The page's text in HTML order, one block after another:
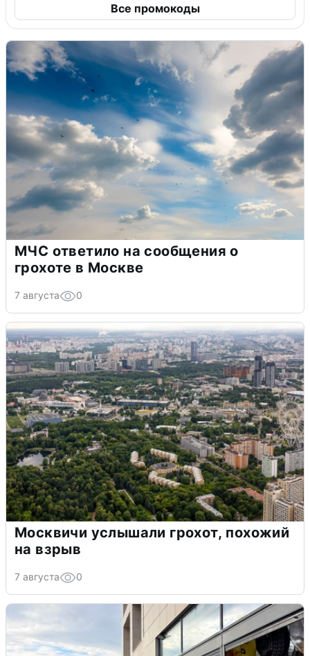
Все промокоды
МЧС ответило на сообщения о
грохоте в Москве
7 августа 0
Москвичи услышали грохот, похожий
на взрыв
7 августа 0